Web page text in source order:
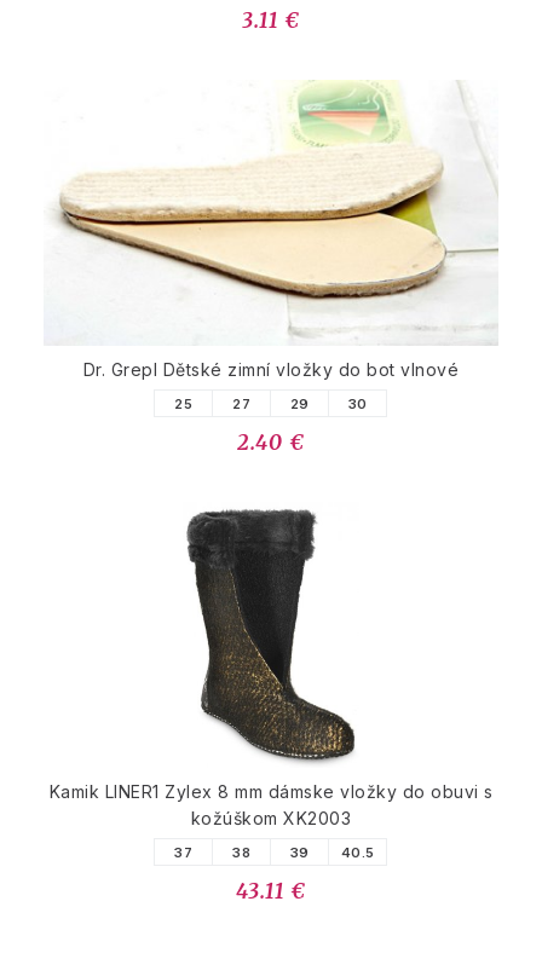
3.11 €
Dr. Grepl Dětské zimní vložky do bot vlnové
25 27 29 30
2.40 €
Kamik LINER1 Zylex 8 mm dámske vložky do obuvi s
kožúškom XK2003
37 38 39 40.5
43.11 €